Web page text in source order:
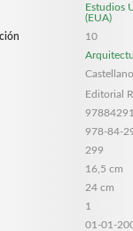
Estudios
(EUA)
10
Castellano
Editorial
978-84-
299
16,5 cm
24 cm
1
01-01-